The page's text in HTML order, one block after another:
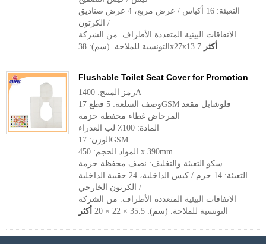
التعبئة: 16 أكياس / عرض مربع، 4 عرض صناديق
/ الكرتون
الاتفاقات البيئية المتعددة الأطراف. من الشركة
التونسية للملاحة. (سم): 38x27x13.7 أكثر
Flushable Toilet Seat Cover for Promotion
رمز المنتج: 1400A
وصف السلعة: 5 قطع 17GSM فلوشابل مقعد
المرحاض غطاء محفظة حزمة
المادة: 100٪ لب العذراء
الوزن: 17GSM
المواد الحجم: 450 x 390mm
سكو التعبئة والتغليف: نصف محفظة حزمة
التعبئة: 14 حزم / كيس الداخلية، 24 حقيبة الداخلية
/ الكرتون الخارجي
الاتفاقات البيئية المتعددة الأطراف. من الشركة
التونسية للملاحة. (سم): 35.5 × 22 × 20
أكثر